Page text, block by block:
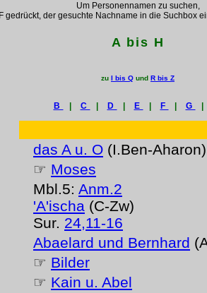
Um Personennamen zu suchen,
gedrückt, der gesuchte Nachname in die Suchbox
A bis H
zu I bis Q und R bis Z
B C D E F G
das A u. O (I.Ben-Aharon)
☞ Moses
Mbl.5: Anm.2
'A'ischa (C-Zw)
Sur. 24,11-16
Abaelard und Bernhard
☞ Bilder
☞ Kain u. Abel